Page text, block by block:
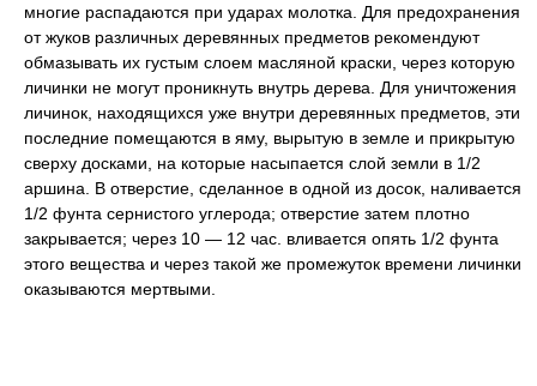
многие распадаются при ударах молотка. Для предохранения
от жуков различных деревянных предметов рекомендуют
обмазывать их густым слоем масляной краски, через которую
личинки не могут проникнуть внутрь дерева. Для уничтожения
личинок, находящихся уже внутри деревянных предметов, эти
последние помещаются в яму, вырытую в земле и прикрытую
сверху досками, на которые насыпается слой земли в 1/2
аршина. В отверстие, сделанное в одной из досок, наливается
1/2 фунта сернистого углерода; отверстие затем плотно
закрывается; через 10 — 12 час. вливается опять 1/2 фунта
этого вещества и через такой же промежуток времени личинки
оказываются мертвыми.